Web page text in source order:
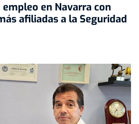
en Navarra con
afiliadas a la Seguridad